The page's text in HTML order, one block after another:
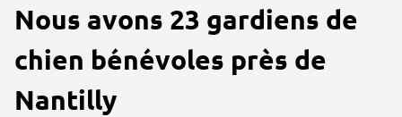
Nous avons 23 gardiens de
chien bénévoles près de
Nantilly